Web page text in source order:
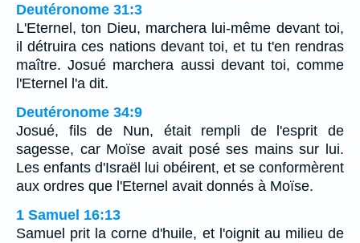
Deutéronome 31:3
L'Eternel, ton Dieu, marchera lui-même devant toi,
il détruira ces nations devant toi, et tu t'en rendras
maître. Josué marchera aussi devant toi, comme
l'Eternel l'a dit.
Deutéronome 34:9
Josué, fils de Nun, était rempli de l'esprit de
sagesse, car Moïse avait posé ses mains sur lui.
Les enfants d'Israël lui obéirent, et se conformèrent
aux ordres que l'Eternel avait donnés à Moïse.
1 Samuel 16:13
Samuel prit la corne d'huile, et l'oignit au milieu de